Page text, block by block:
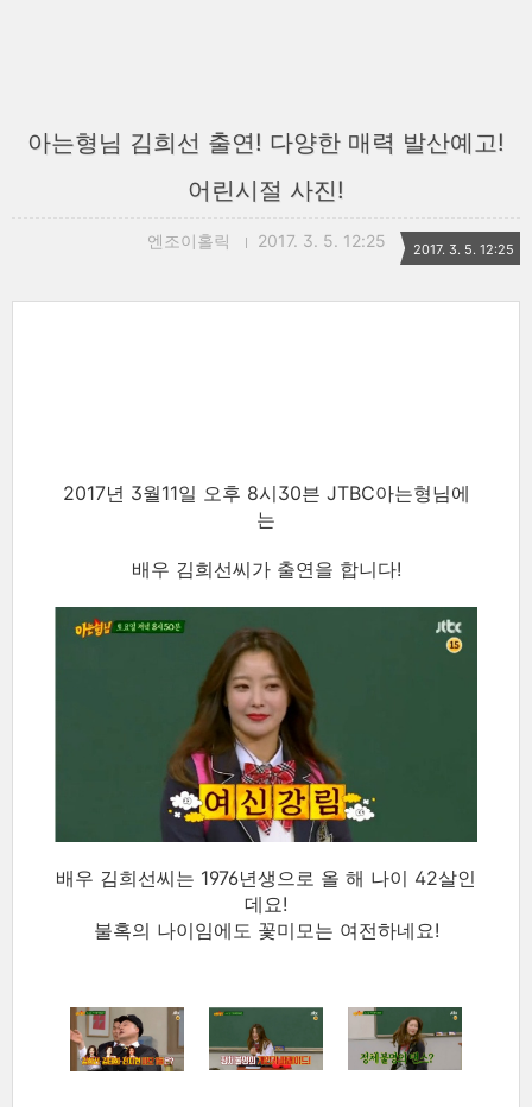
아는형님 김희선 출연! 다양한 매력 발산예고!
어린시절 사진!
엔조이홀릭 2017. 3. 5. 12:25 2017. 3. 5. 12:25
2017년 3월11일 오후 8시30븐 JTBC아는형님에
는
배우 김희선씨가 출연을 합니다!
배우 김희선씨는 1976년생으로 올 해 나이 42살인
데요!
불혹의 나이임에도 꽃미모는 여전하네요!